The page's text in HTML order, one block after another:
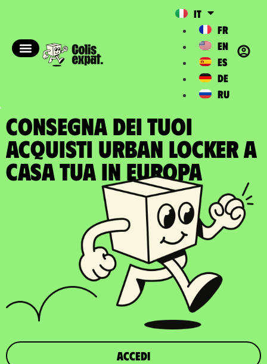
IT
FR
EN
ES
DE
RU
CONSEGNA DEI TUOI
ACQUISTI URBAN LOCKER A
casa tua in Europa
Accedi